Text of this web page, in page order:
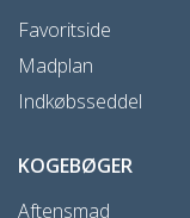
Favoritside
Madplan
Indkøbsseddel
KOGEBØGER
Aftensmad